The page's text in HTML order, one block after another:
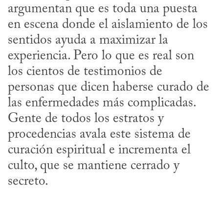
argumentan que es toda una puesta
en escena donde el aislamiento de los
sentidos ayuda a maximizar la
experiencia. Pero lo que es real son
los cientos de testimonios de
personas que dicen haberse curado de
las enfermedades más complicadas.
Gente de todos los estratos y
procedencias avala este sistema de
curación espiritual e incrementa el
culto, que se mantiene cerrado y
secreto.